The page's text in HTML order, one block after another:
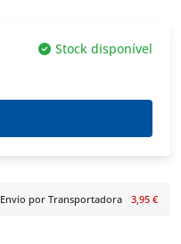
Stock disponível
Envio por Transportadora 3,95 €